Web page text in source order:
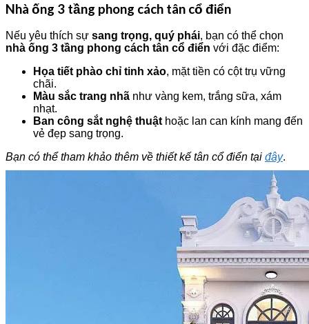
Nhà ống 3 tầng phong cách tân cổ điển
Nếu yêu thích sự sang trọng, quý phái, bạn có thể chọn
nhà ống 3 tầng phong cách tân cổ điển với đặc điểm:
Họa tiết phào chỉ tinh xảo, mặt tiền có cột trụ vững
chãi.
Màu sắc trang nhã như vàng kem, trắng sữa, xám
nhạt.
Ban công sắt nghệ thuật hoặc lan can kính mang đến
vẻ đẹp sang trọng.
Bạn có thể tham khảo thêm về thiết kế tân cổ điển tại đây.